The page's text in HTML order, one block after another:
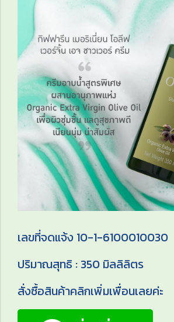
เลขที่จดแจ้ง 10-1-6100010030
ปริมาณสุทธิ : 350 มิลลิลิตร
สั่งซื้อสินค้าคลิกเพิ่มเพื่อนเลยค่ะ